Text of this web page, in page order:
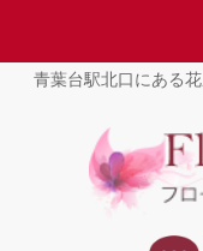
青葉台駅北口にある